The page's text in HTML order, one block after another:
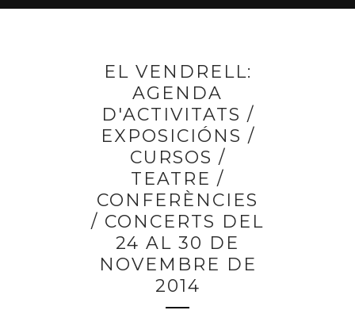
EL VENDRELL:
AGENDA
D'ACTIVITATS /
EXPOSICIÓNS /
CURSOS /
TEATRE /
CONFERÈNCIES
/ CONCERTS DEL
24 AL 30 DE
NOVEMBRE DE
2014